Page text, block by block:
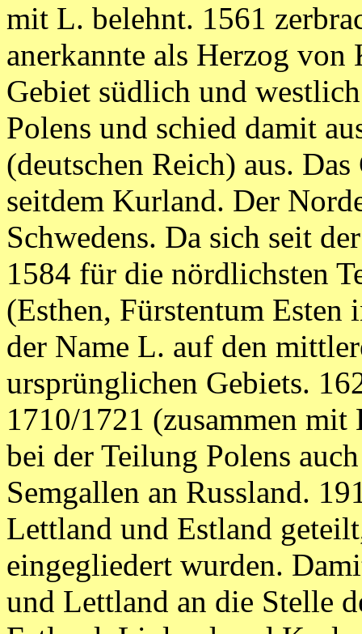
mit L. belehnt. 1561
anerkannte als Herzog
Gebiet südlich und
Polens und schied damit
(deutschen Reich) aus.
seitdem Kurland. Der
Schwedens. Da sich seit
1584 für die nördlichsten
(Esthen, Fürstentum
der Name L. auf den
ursprünglichen Gebiets.
1710/1721 (zusammen
bei der Teilung Polens
Semgallen an Russland.
Lettland und Estland
eingegliedert wurden.
und Lettland an die Stelle